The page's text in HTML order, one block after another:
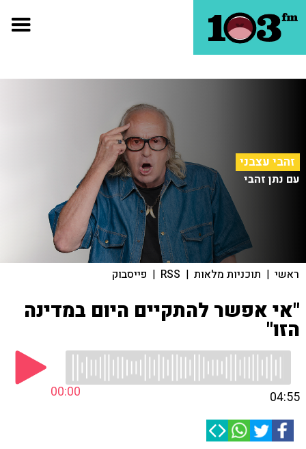
זהבי עצבני
עם נתן זהבי
ראשי | תוכניות מלאות |
RSS
| פייסבוק
"אי אפשר להתקיים היום במדינה
הזו"
00:00 04:55